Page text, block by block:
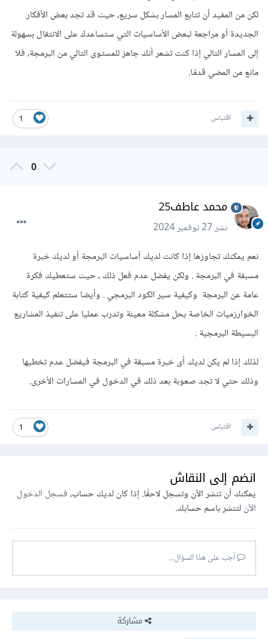
لكن من المفيد أن تتابع المسار بشكل سريع، حيث قد تجد بعض الأفكار
الجديدة أو مراجعة لبعض الأساسيات التي ستساعدك على الانتقال بسهولة
إلى المسار التالي إذا كنت تشعر أنك جاهز للمستوى التالي من البرمجة، فلا
مانع من المضي قدمًا.
1 اقتباس
0
محمد عاطف25
نشر27 نوفمبر 2024
نعم يمكنك تجاوزها إذا كانت لديك أساسيات البرمجة أو لديك خبرة
مسبقة في البرمجة . ولكن يفضل عدم فعل ذلك ، حيث ستعطيك فكرة
عامة عن البرمجة وكيفية سير الكود البرمجي . وأيضا ستتعلم كيفية كتابة
الخوارزميات الخاصة بحل مشكلة معينة وتدرب عمليا على تنفيذ المشاريع
البسيطة البرمجية .
لذلك إذا لم يكن لديك أى خبرة مسبقة في البرمجة فيفضل عدم تخطيها
وذلك حتي لا تجد صعوبة بعد ذلك في الدخول في المسارات الأخرى.
1 اقتباس
انضم إلى النقاش
يمكنك أن تنشر الآن وتسجل لاحقًا. إذا كان لديك حساب،فسجل الدخول
الآنلتنشر باسم حسابك.
أجب على هذا السؤال...
مشاركة